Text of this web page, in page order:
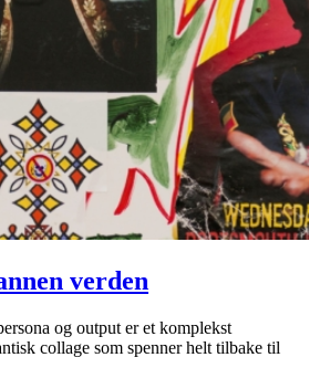
verden
og output er et komplekst
collage som spenner helt tilbake til